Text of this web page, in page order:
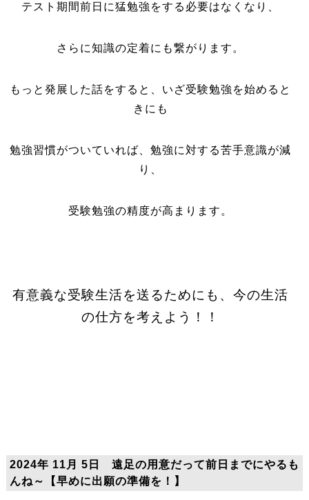
テスト期間前日に猛勉強をする必要はなくなり、
さらに知識の定着にも繋がります。
もっと発展した話をすると、いざ受験勉強を始めると
きにも
勉強習慣がついていれば、勉強に対する苦手意識が減
り、
受験勉強の精度が高まります。
有意義な受験生活を送るためにも、今の生活
の仕方を考えよう！！
2024年 11月 5日 遠足の用意だって前日までにやるも
んね～【早めに出願の準備を！】